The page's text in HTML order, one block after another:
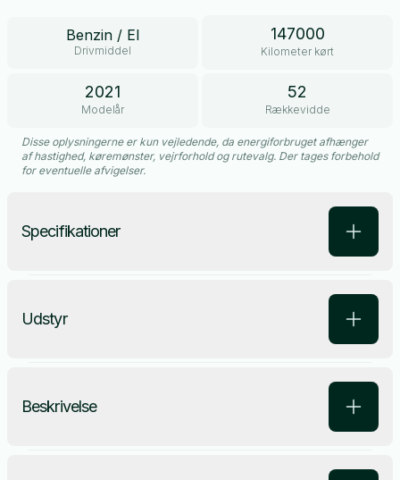
Benzin / El
Drivmiddel
147000
Kilometer kørt
2021
Modelår
52
Rækkevidde
Disse oplysningerne er kun vejledende, da energiforbruget afhænger
af hastighed, køremønster, vejrforhold og rutevalg. Der tages forbehold
for eventuelle afvigelser.
Specifikationer
Udstyr
Beskrivelse